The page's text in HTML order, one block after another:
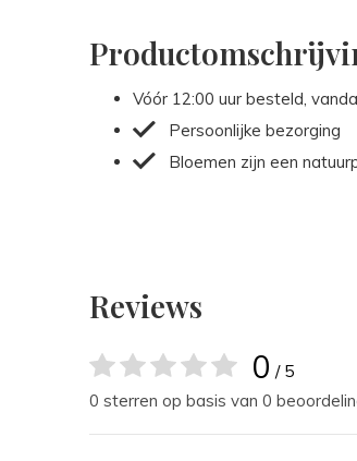
Vóór 12:00 uur besteld,
Persoonlijke bezorging
Bloemen zijn een
Reviews
0 / 5
0 sterren op basis van 0